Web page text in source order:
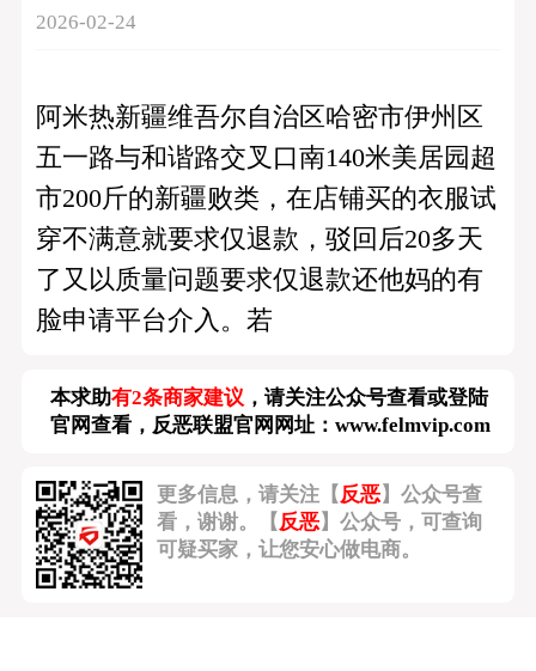
2026-02-24
阿米热新疆维吾尔自治区哈密市伊州区
五一路与和谐路交叉口南140米美居园超
市200斤的新疆败类，在店铺买的衣服试
穿不满意就要求仅退款，驳回后20多天
了又以质量问题要求仅退款还他妈的有
脸申请平台介入。若
本求助有2条商家建议 ，请关注公众号查看或登陆
官网查看，反恶联盟官网网址： www.felmvip.com
更多信息，请关注【反恶】公众号查
看，谢谢。【反恶】公众号，可查询
可疑买家，让您安心做电商。